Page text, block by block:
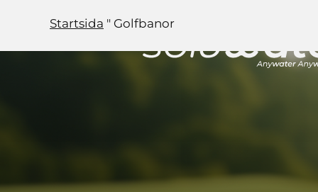
Startsida " Golfbanor